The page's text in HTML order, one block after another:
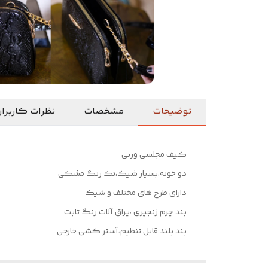
توضیحات مشخصات نظرات
کیف مجلسی ورنی
دو خونه،بسیار شیک،تک رنگ مشکی
دارای طرح های مختلف و شیک
بند چرم زنجیری ،یراق آلات رنگ ثابت
بند بلند قابل تنظیم،آستر کشی خارجی